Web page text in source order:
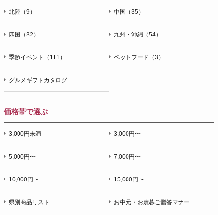
北陸（9） 中国（35）
四国（32） 九州・沖縄（54）
季節イベント（111） ペットフード（3）
グルメギフトカタログ
価格帯で選ぶ
3,000円未満 3,000円〜
5,000円〜 7,000円〜
10,000円〜 15,000円〜
県別商品リスト お中元・お歳暮ご贈答マナー